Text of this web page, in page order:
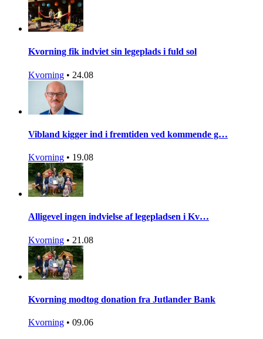
Kvorning fik indviet sin legeplads i fuld sol
Kvorning • 24.08
Vibland kigger ind i fremtiden ved kommende g…
Kvorning • 19.08
Alligevel ingen indvielse af legepladsen i Kv…
Kvorning • 21.08
Kvorning modtog donation fra Jutlander Bank
Kvorning • 09.06